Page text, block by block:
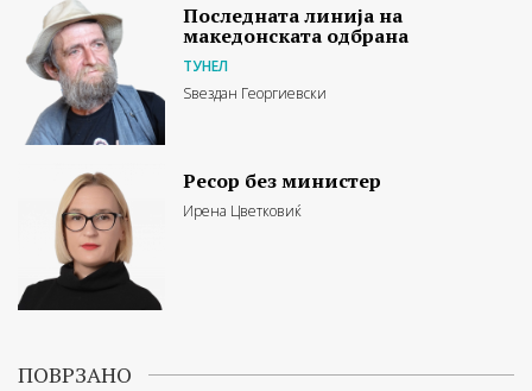
Последната линија на
македонската одбрана
ТУНЕЛ
Ѕвездан Георгиевски
Ресор без министер
Ирена Цветковиќ
ПОВРЗАНО